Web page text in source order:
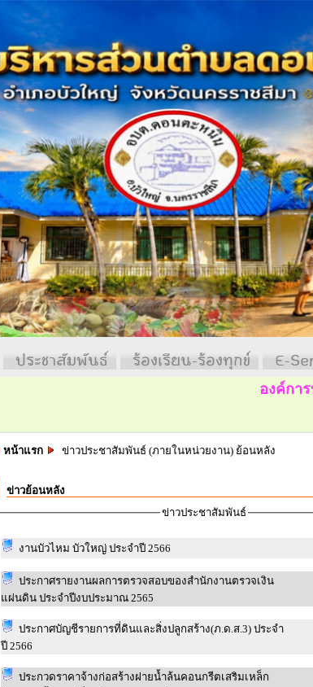
ประชาสัมพันธ์ ร้องเรียน-ร้องทุกข์ E-
องค์การบริ
หน้าแรก ข่าวประชาสัมพันธ์ (ภายในหน่วยงาน) ย้อนหลัง
ข่าวย้อนหลัง
ข่าวประชาสัมพันธ์
งานบัวไหม บัวใหญ่ ประจำปี 2566
ประกาศรายงานผลการตรวจสอบของสำนักงานตรวจเงิน
แผ่นดิน ประจำปีงบประมาณ 2565
ประกาศบัญชีรายการที่ดินและสิ่งปลูกสร้าง(ภ.ด.ส.3) ประจำ
ปี 2566
ประกวดราคาจ้างก่อสร้างฝายน้ำล้นคอนกรีตเสริมเหล็ก